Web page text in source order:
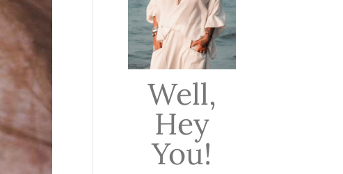
Well,
Hey
You!